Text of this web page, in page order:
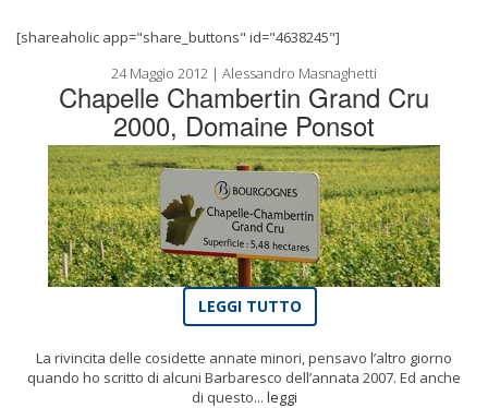
[shareaholic app="share_buttons" id="4638245"]
24 Maggio 2012 | Alessandro Masnaghetti
Chapelle Chambertin Grand Cru
2000, Domaine Ponsot
LEGGI TUTTO
La rivincita delle cosidette annate minori, pensavo l’altro giorno
quando ho scritto di alcuni Barbaresco dell’annata 2007. Ed anche
di questo... leggi